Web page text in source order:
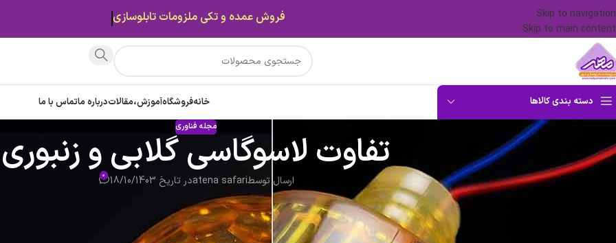
Skip to navigation
Skip to main content
دسته بندی کالاها خانهفروشگاهآموزش،مقالاتدرباره ماتماس با ما
مجله فناوری
تفاوت لاسوگاسی گلابی و زنبوری
ارسال توسطatena safariدر تاریخ 18/10/1403 0
تابلوسازی یکی از بخش‌های مهم در تبلیغات و طراحی برندها به شمار می‌رود. طراحی و انتخاب تابلوهایی با نورپردازی مناسب، در جذب مشتریان نقش به‌سزایی
دارد. در این راستا، نوع لامپ و نحوه استفاده از آن در تابلوها دارای اهمیت بسیار زیادی است. لامپ‌های لاسوگاسی گلابی و زنبوری دو مورد از لامپ‌های پرکاربرد و
چشمگیر در تابلوسازی هستند که هر یک دارای ویژگی‌ها و خصوصیات منحصر‌به‌فرد خود است. ما در این مطلب قصد داریم تا تفاوت لامپ لاسوگاسی گلابی و
قیمت ها بروز میباشد.